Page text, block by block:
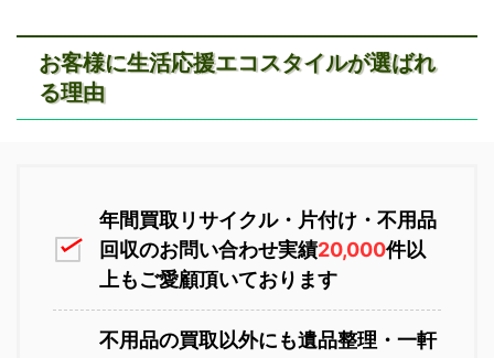
お客様に生活応援エコスタイルが選ばれ
る理由
年間買取リサイクル・片付け・不用品
回収のお問い合わせ実績20,000件以
上もご愛顧頂いております
不用品の買取以外にも遺品整理・一軒